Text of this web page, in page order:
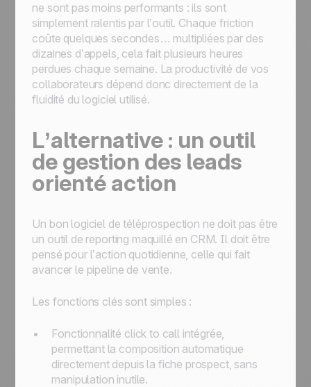
ne sont pas moins performants : ils sont
simplement ralentis par l’outil. Chaque friction
coûte quelques secondes… multipliées par des
dizaines d’appels, cela fait plusieurs heures
perdues chaque semaine. La productivité de vos
collaborateurs dépend donc directement de la
fluidité du logiciel utilisé.
L’alternative : un outil
de gestion des leads
orienté action
Un bon logiciel de téléprospection ne doit pas être
un outil de reporting maquillé en CRM. Il doit être
pensé pour l’action quotidienne, celle qui fait
avancer le pipeline de vente.
Les fonctions clés sont simples :
Fonctionnalité click to call intégrée,
permettant la composition automatique
directement depuis la fiche prospect, sans
manipulation inutile.